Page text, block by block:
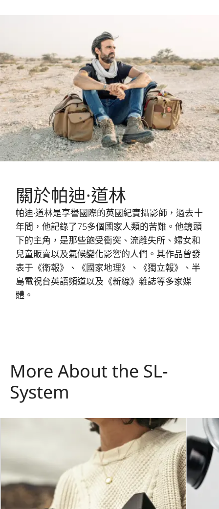
關於帕迪·道林
帕迪·道林是享譽國際的英國紀實攝影師，過去十
年間，他記錄了75多個國家人類的苦難。他鏡頭
下的主角，是那些飽受衝突、流離失所、婦女和
兒童販賣以及氣候變化影響的人們。其作品曾發
表于《衛報》、《國家地理》、《獨立報》、半
島電視台英語頻道以及《新線》雜誌等多家媒
體。
More About the SL-
System